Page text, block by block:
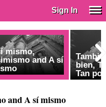
Sign In
mismo,
and A sí
bien,
Tan
and A sí mismo